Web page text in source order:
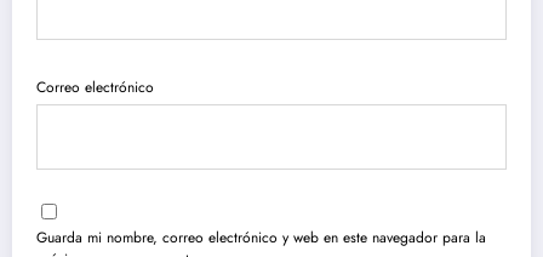
Correo electrónico
Guarda mi nombre, correo electrónico y web en este navegador para la